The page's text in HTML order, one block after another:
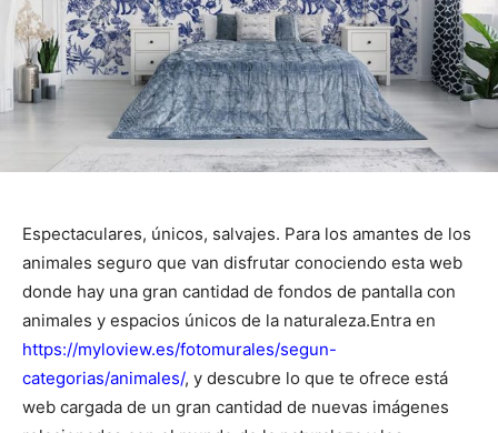
Espectaculares, únicos, salvajes. Para los amantes de los
animales seguro que van disfrutar conociendo esta web
donde hay una gran cantidad de fondos de pantalla con
animales y espacios únicos de la naturaleza.Entra en
https://myloview.es/fotomurales/segun-
categorias/animales/, y descubre lo que te ofrece está
web cargada de un gran cantidad de nuevas imágenes